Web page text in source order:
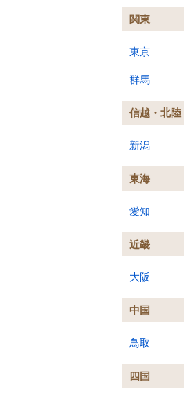
関東
東京
群馬
信越・北陸
新潟
東海
愛知
近畿
大阪
中国
鳥取
四国